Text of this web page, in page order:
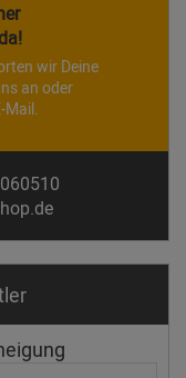
wir Deine
an oder
Mail.